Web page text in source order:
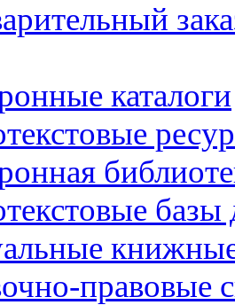
каталоги
правовые